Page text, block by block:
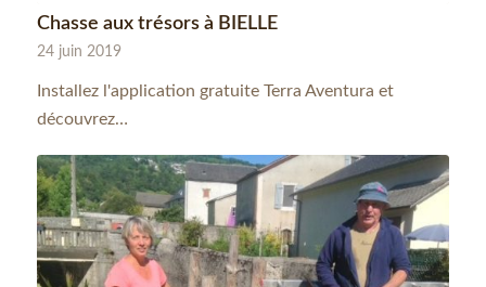
Chasse aux trésors à BIELLE
24 juin 2019
Installez l'application gratuite Terra Aventura et
découvrez…